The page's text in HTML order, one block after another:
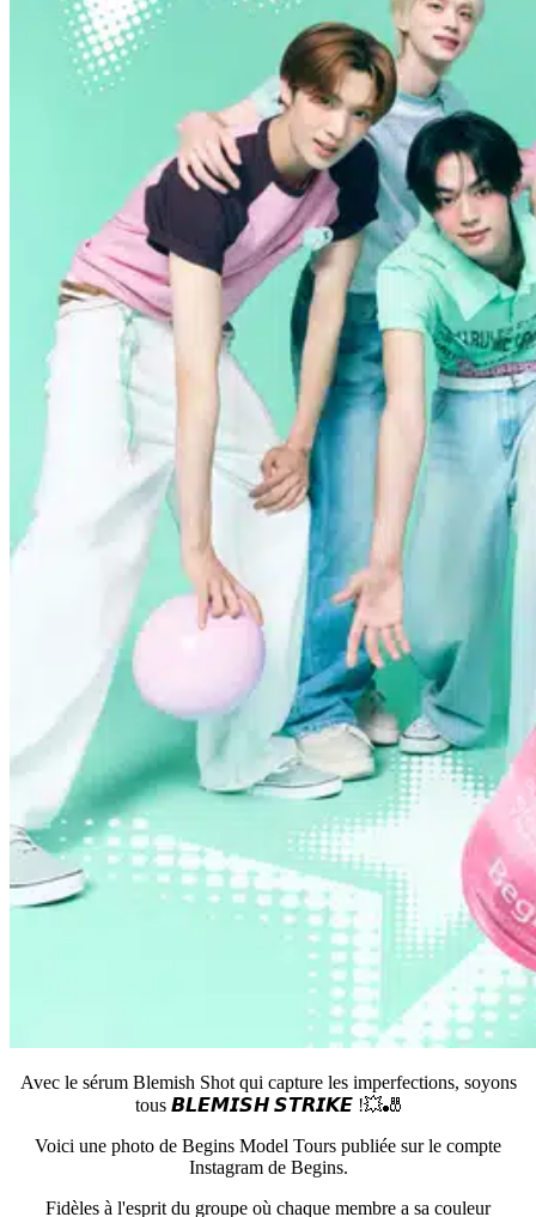
Avec le sérum Blemish Shot qui capture les imperfections, soyons
tous 𝘽𝙇𝙀𝙈𝙄𝙎𝙃 𝙎𝙏𝙍𝙄𝙆𝙀 !💥🎳
Voici une photo de Begins Model Tours publiée sur le compte
Instagram de Begins.
Fidèles à l'esprit du groupe où chaque membre a sa couleur